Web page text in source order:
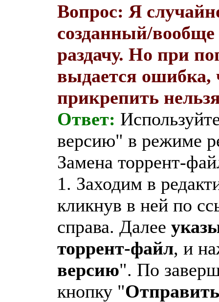
Вопрос: Я
созданный/
раздачу. Но при
выдается ошибка,
прикрепить
Ответ:
версию" в режиме
Замена торрент-
1. Заходим в
кликнув в ней по
справа. Далее
торрент-файл, и
версию". По
кнопку "Отправить